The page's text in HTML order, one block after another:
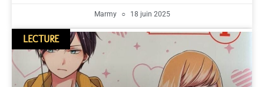
Marmy 18 juin 2025
LECTURE